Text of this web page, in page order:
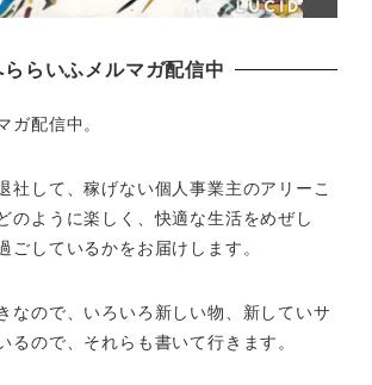
らいふメルマガ配信中
ガ配信中。
社して、稼げない個人事業主のアリーこ
のように楽しく、快適な生活をめぜし
ごしているかをお届けします。
なので、いろいろ新しい物、 新していサ
るので、それらも書いて行きます。